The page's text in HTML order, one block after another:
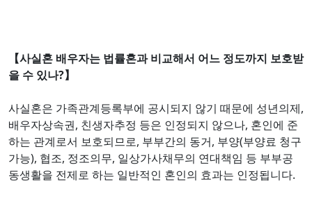
【사실혼 배우자는 법률혼과 비교해서 어느 정도까지 보호받
을 수 있나?】
사실혼은 가족관계등록부에 공시되지 않기 때문에 성년의제,
배우자상속권, 친생자추정 등은 인정되지 않으나, 혼인에 준
하는 관계로서 보호되므로, 부부간의 동거, 부양(부양료 청구
가능), 협조, 정조의무, 일상가사채무의 연대책임 등 부부공
동생활을 전제로 하는 일반적인 혼인의 효과는 인정됩니다.